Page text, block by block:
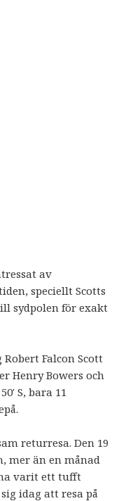
av
speciellt Scotts
sydpolen för exakt
Falcon Scott
Henry Bowers och
S, bara 11
returresa. Den 19
mer än en månad
varit ett tufft
idag att resa på